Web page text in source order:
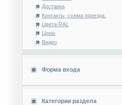
Доставка
Контакты, схема проезда.
Цвета RAL
Цены
Видео
Форма входа
Категории раздела